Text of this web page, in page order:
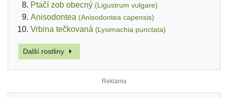
Ptačí zob obecný (Ligustrum vulgare)
Anisodontea (Anisodontea capensis)
Vrbina tečkovaná (Lysimachia punctata)
Další rostliny